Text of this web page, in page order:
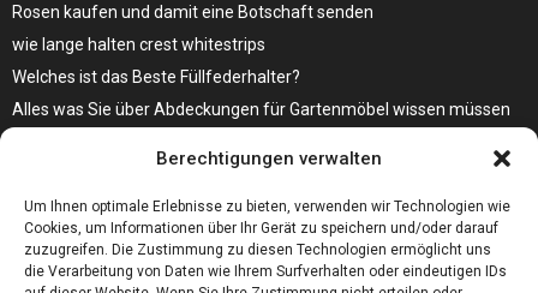
Berechtigungen verwalten
Um Ihnen optimale Erlebnisse zu bieten, verwenden wir Technologien wie
Cookies, um Informationen über Ihr Gerät zu speichern und/oder darauf
zuzugreifen. Die Zustimmung zu diesen Technologien ermöglicht uns
die Verarbeitung von Daten wie Ihrem Surfverhalten oder eindeutigen IDs
Rosen kaufen und damit eine Botschaft senden
wie lange halten crest whitestrips
Welches ist das Beste Füllfederhalter?
Alles was Sie über Abdeckungen für Gartenmöbel wissen müssen
Bare Metal Server?